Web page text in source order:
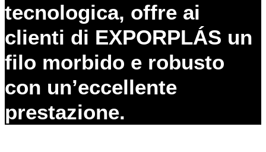
tecnologica, offre ai
clienti di EXPORPLÁS un
filo morbido e robusto
con un’eccellente
prestazione.